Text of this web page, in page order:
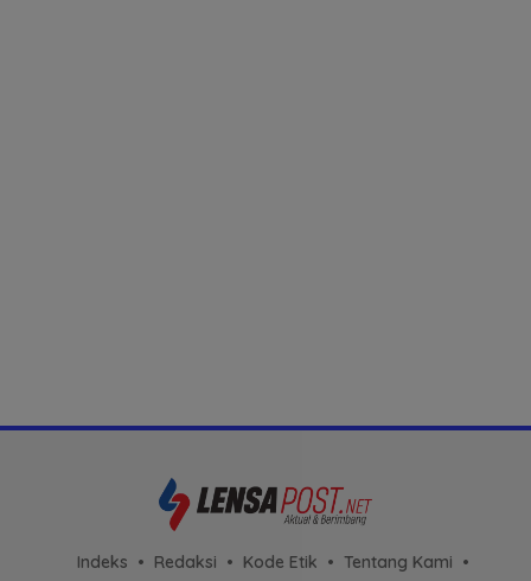
Indeks Redaksi Kode Etik
Tentang Kami